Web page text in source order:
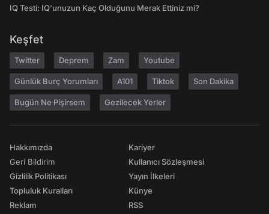
IQ Testi: IQ'unuzun Kaç Olduğunu Merak Ettiniz mi?
Keşfet
Twitter Deprem Zam Youtube
Günlük Burç Yorumları A101 Tiktok Son Dakika
Bugün Ne Pişirsem Gezilecek Yerler
Hakkımızda
Geri Bildirim
Gizlilik Politikası
Topluluk Kuralları
Reklam
Kariyer
Kullanıcı Sözleşmesi
Yayın İlkeleri
Künye
RSS